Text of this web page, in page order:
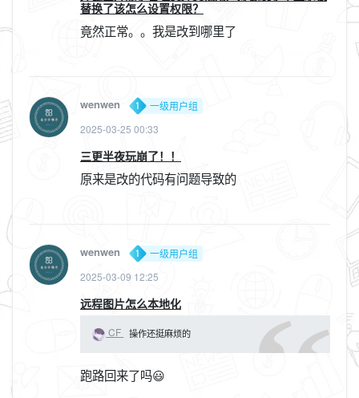
替换了该怎么设置权限？
竟然正常。。我是改到哪里了
wenwen
一级用户组
2025-03-25 00:33
三更半夜玩崩了！！
原来是改的代码有问题导致的
wenwen
一级用户组
2025-03-09 12:25
远程图片怎么本地化
CF 操作还挺麻烦的
跑路回来了吗😃